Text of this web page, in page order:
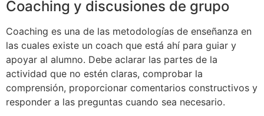
Coaching y discusiones de grupo
Coaching es una de las metodologías de enseñanza en
las cuales existe un coach que está ahí para guiar y
apoyar al alumno. Debe aclarar las partes de la
actividad que no estén claras, comprobar la
comprensión, proporcionar comentarios constructivos y
responder a las preguntas cuando sea necesario.